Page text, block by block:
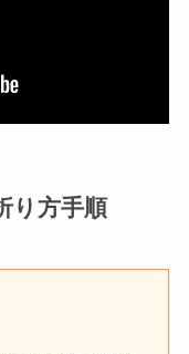
り方手順